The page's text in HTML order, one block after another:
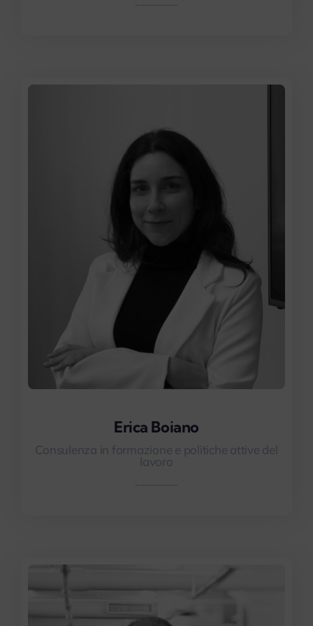
Erica Boiano
Consulenza in formazione e politiche attive del
lavoro
Erica Boiano